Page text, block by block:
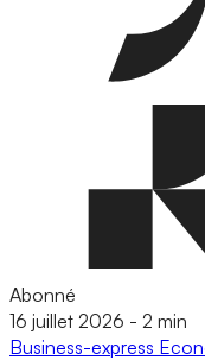
Abonné
16 juillet 2026 - 2 min
Business-express